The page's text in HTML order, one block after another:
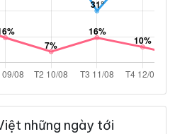
những ngày tới